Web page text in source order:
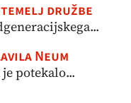
družbe
Neum
potekalo...